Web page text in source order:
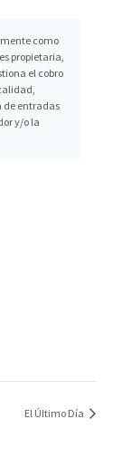
como
propietaria,
el cobro
de entradas
y/o la
El Último Día